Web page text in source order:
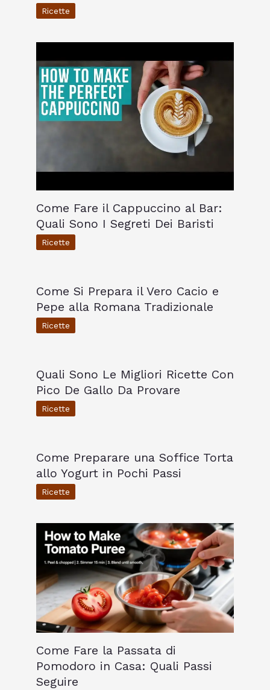
Ricette
Come Fare il Cappuccino al Bar:
Quali Sono I Segreti Dei Baristi
Ricette
Come Si Prepara il Vero Cacio e
Pepe alla Romana Tradizionale
Ricette
Quali Sono Le Migliori Ricette Con
Pico De Gallo Da Provare
Ricette
Come Preparare una Soffice Torta
allo Yogurt in Pochi Passi
Ricette
Come Fare la Passata di
Pomodoro in Casa: Quali Passi
Seguire